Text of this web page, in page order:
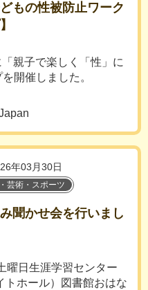
もの性被防止ワーク
親子で楽しく「性」に
開催しました。
年03月30日
芸術・スポーツ
聞かせ会を行いまし
曜日生涯学習センター
トホール）図書館おはな